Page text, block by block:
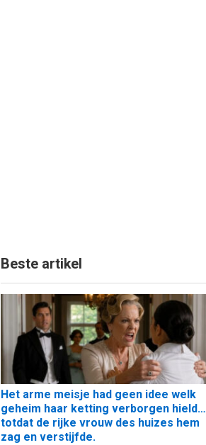
Beste artikel
Het arme meisje had geen idee welk
geheim haar ketting verborgen hield…
totdat de rijke vrouw des huizes hem
zag en verstijfde.